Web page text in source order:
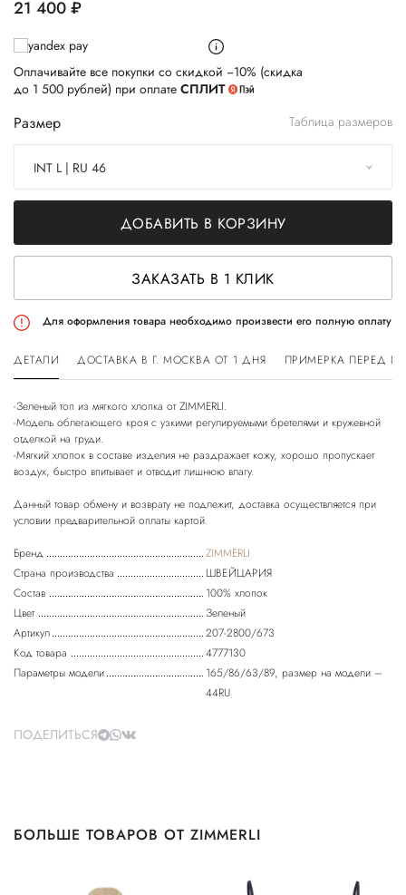
21 400руб.
Оплачивайте все покупки со скидкой −10% (скидка
до 1 500 рублей) при оплате СПЛИТ
Размер Таблица размеров
INT L | RU 46
ДОБАВИТЬ В КОРЗИНУ
ЗАКАЗАТЬ В 1 КЛИК
Для оформления товара необходимо произвести его полную оплату
ДЕТАЛИ ДОСТАВКА В Г. МОСКВА ОТ 1 ДНЯ ПРИМЕРКА ПЕРЕД
-Зеленый топ из мягкого хлопка от ZIMMERLI.
-Модель облегающего кроя с узкими регулируемыми бретелями и кружевной
отделкой на груди.
-Мягкий хлопок в составе изделия не раздражает кожу, хорошо пропускает
воздух, быстро впитывает и отводит лишнюю влагу.
Данный товар обмену и возврату не подлежит, доставка осуществляется при
Бренд
ZIMMERLI
Страна производства
ШВЕЙЦАРИЯ
Состав
100% хлопок
Цвет
Зеленый
Артикул
207-2800/673
Код товара
4777130
Параметры модели
165/86/63/89, размер на модели –
44RU
ПОДЕЛИТЬСЯ
БОЛЬШЕ ТОВАРОВ ОТ ZIMMERLI